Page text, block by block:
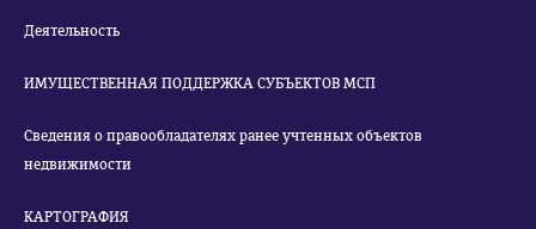
Деятельность
ИМУЩЕСТВЕННАЯ ПОДДЕРЖКА СУБЪЕКТОВ МСП
Сведения о правообладателях ранее учтенных объектов
недвижимости
КАРТОГРАФИЯ